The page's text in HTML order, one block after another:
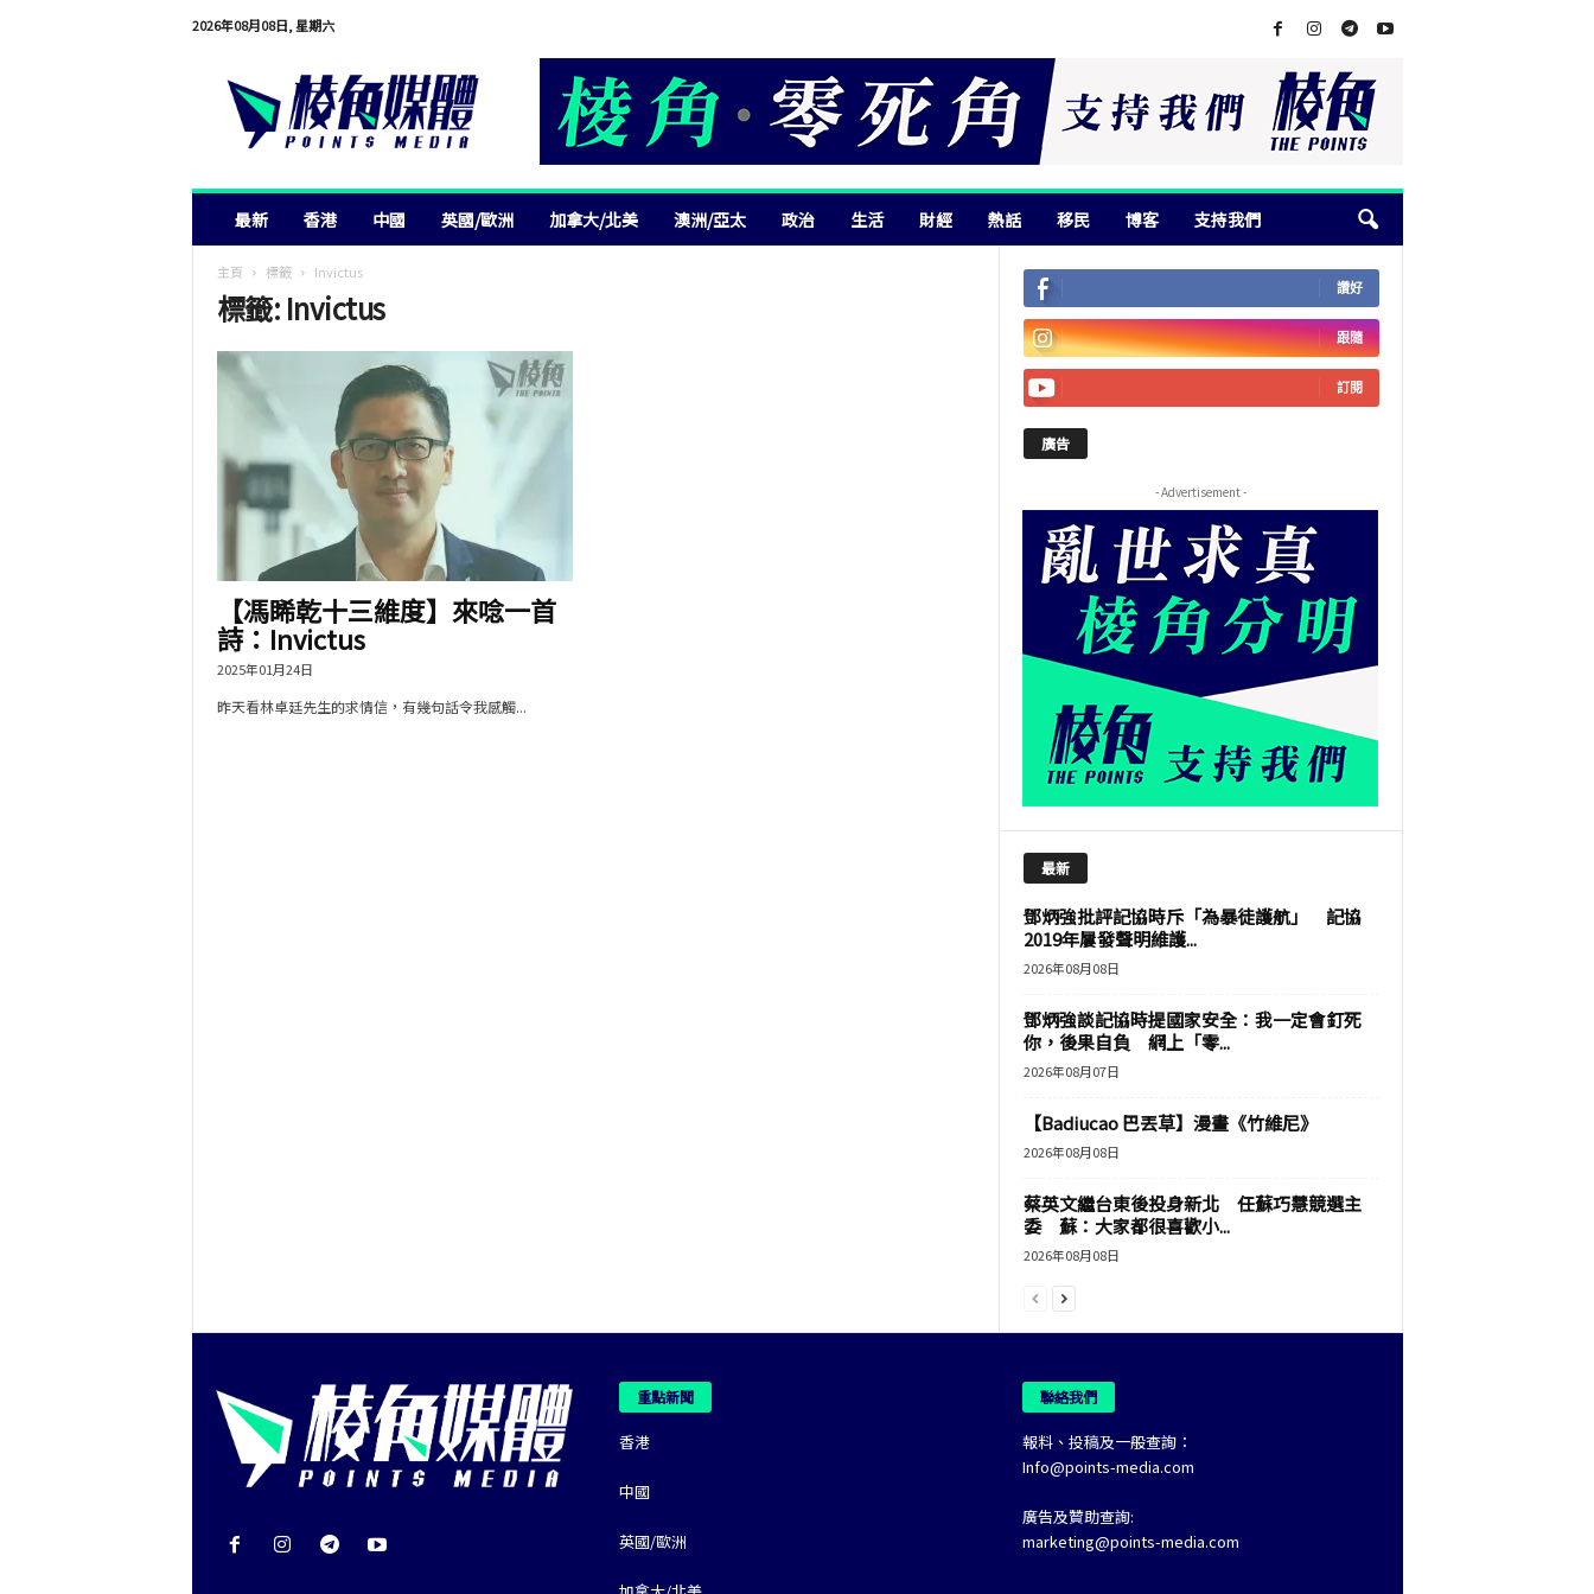
2026年08月08日, 星期六
最新 香港 中國 英國/歐洲 加拿大/北美 澳洲/亞太 政治 生活 財經 熱話 移民 博客 支持我們
主頁 標籤 Invictus
標籤: Invictus
【馮睎乾十三維度】來唸一首
詩：Invictus
2025年01月24日
昨天看林卓廷先生的求情信，有幾句話令我感觸...
讚好
跟隨
訂閱
廣告
- Advertisement -
最新
鄧炳強批評記協時斥「為暴徒護航」 記協
2019年屢發聲明維護...
2026年08月08日
鄧炳強談記協時提國家安全：我一定會釘死
你，後果自負 網上「零...
2026年08月07日
【Badiucao 巴丟草】漫畫《竹維尼》
2026年08月08日
蔡英文繼台東後投身新北 任蘇巧慧競選主
委 蘇：大家都很喜歡小...
2026年08月08日
重點新聞
香港
中國
英國/歐洲
聯絡我們
報料、投稿及一般查詢：
Info@points-media.com
廣告及贊助查詢:
marketing@points-media.com